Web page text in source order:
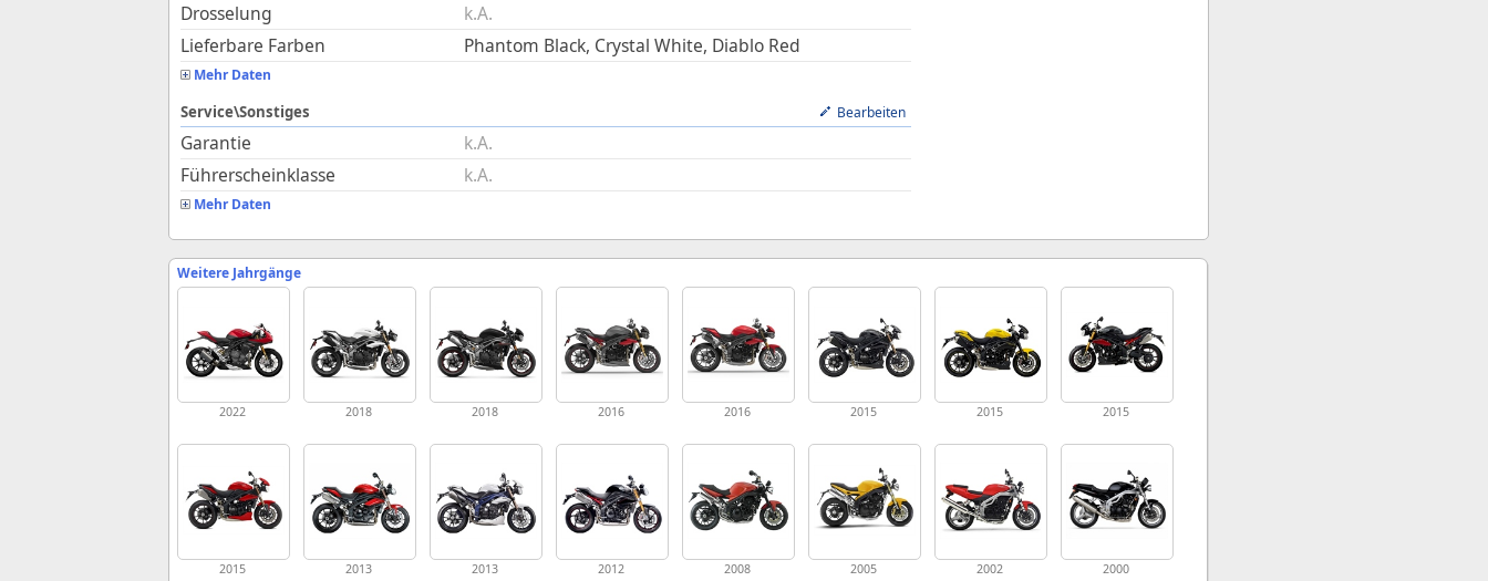
Drosselung
k.A.
Lieferbare Farben
Phantom Black, Crystal White, Diablo Red
Mehr Daten
Service\Sonstiges Bearbeiten
Garantie
k.A.
Führerscheinklasse
k.A.
Mehr Daten
Weitere Jahrgänge
2022 2018 2018 2016 2016 2015 2015 2015
2015 2013 2013 2012 2008 2005 2002 2000